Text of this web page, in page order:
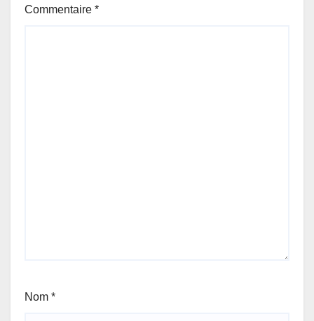
Commentaire *
Nom *